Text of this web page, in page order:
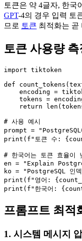
토큰은 약 4글자, 한국
GPT-4의 경우 입력 토
므로 토큰 최적화는 곧
토큰 사용량 측
import tiktoken
def
encoding =
tokens =
return
# 사용 예시
prompt = "PostgreSQL
print(f"토큰 수:
# 한국어는 토큰 효율이
en = "Explain
ko = "PostgreSQL 인덱
print(f"영어:
print(f"한국어:
프롬프트 최적
1. 시스템 메시지